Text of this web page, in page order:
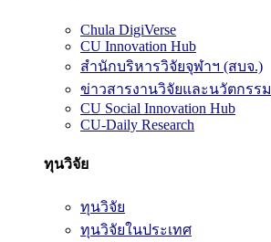
Chula DigiVerse
CU Innovation Hub
สำนักบริหารวิจัยจุฬาฯ (สบจ.)
ข่าวสารงานวิจัยและนวัตกรรม
CU Social Innovation Hub
CU-Daily Research
ทุนวิจัย
ทุนวิจัย
ทุนวิจัยในประเทศ